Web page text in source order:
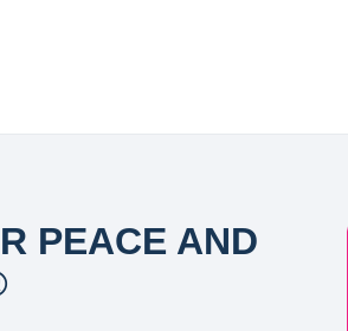
PEACE AND